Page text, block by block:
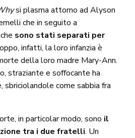
si plasma attorno ad Alyson
che in seguito a
sono stati separati per
infatti, la loro infanzia è
della loro madre Mary-Ann.
straziante e soffocante ha
come sabbia fra
in particolar modo, sono il
tra i due fratelli. Un